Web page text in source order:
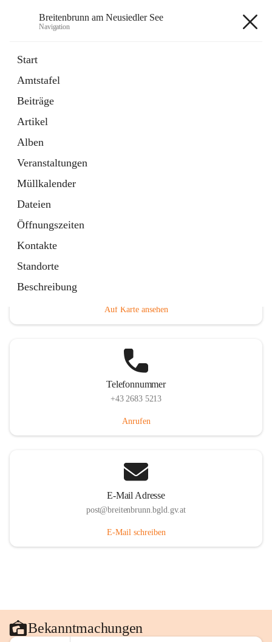
Breitenbrunn am Neusiedler See
Navigation
Start
Amtstafel
Beiträge
Artikel
Alben
Veranstaltungen
Müllkalender
Dateien
Öffnungszeiten
Kontakte
Standorte
Beschreibung
18 Schnellzugriffe
Gemeindeservice
Auf Karte ansehen
Telefonnummer
+43 2683 5213
Anrufen
E-Mail Adresse
post@breitenbrunn.bgld.gv.at
E-Mail schreiben
Bekanntmachungen